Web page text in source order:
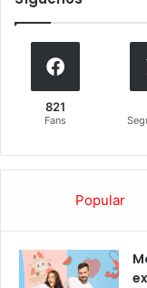
821
Fans
Popular